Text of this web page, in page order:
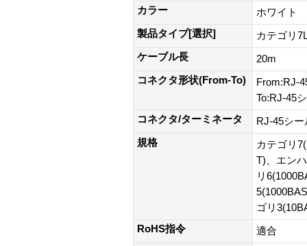
カラー
ホワイト
製品タイプ[選択]
カテゴリ
ケーブル長
20m
コネクタ形状(From-To)
From:RJ-
To:RJ-45
コネクタ/ターミネータ
RJ-45シ
規格
カテゴリ
T)、エン
リ
ゴリ
RoHS指令
適合